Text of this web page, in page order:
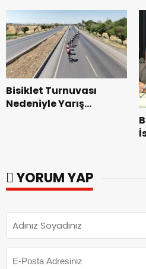
parkları ziyaret etti.
Bisiklet Turnuvası
Nedeniyle Yarış
YORUM YAP